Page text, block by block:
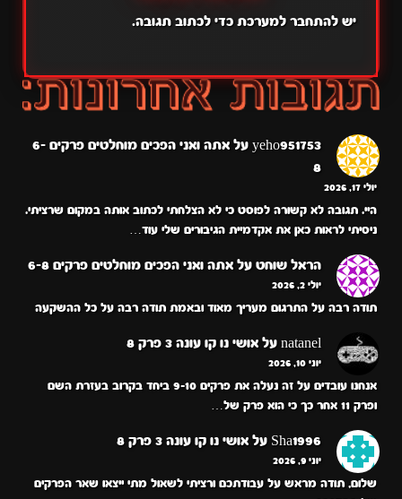
יש להתחבר למערכתכדי לכתוב תגובה.
yeho951753 על
אתה ואני הפכים מוחלטים פרקים 6-
8
יולי 17, 2026
היי. תגובה לא קשורה לפוסט כי לא הצלחתי לכתוב אותה במקום שרציתי.
ניסיתי לראות כאן את אקדמיית הגיבורים שלי עוד…
הראל שוחט על אתה ואני הפכים מוחלטים פרקים 6-8
יולי 2, 2026
תודה רבה על התרגום מעריך מאוד ובאמת תודה רבה על כל ההשקעה
natanel על אושי נו קו עונה 3 פרק 8
יוני 10, 2026
אנחנו עובדים על זה נעלה את פרקים 9-10 ביחד בקרוב בעזרת השם
ופרק 11 אחר כך כי הוא פרק של…
Sha1996 על אושי נו קו עונה 3 פרק 8
יוני 9, 2026
שלום, תודה מראש על עבודתכם ורציתי לשאול מתי ייצאו שאר הפרקים